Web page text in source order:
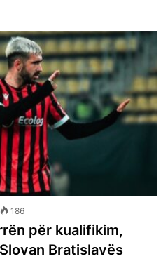
186
për kualifikim,
Bratislavës